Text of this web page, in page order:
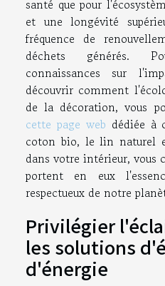
santé que pour
et une longévité
fréquence de
déchets générés.
connaissances sur
découvrir comment
de la décoration, vous
cette page web dédiée à
coton bio, le lin naturel
dans votre intérieur, vous
portent en eux
respectueux de notre
Privilégier
les solutions
d'énergie